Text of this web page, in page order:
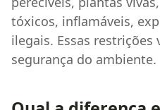
tóxicos, inflamáveis,
ilegais. Essas restrições
segurança do ambiente.